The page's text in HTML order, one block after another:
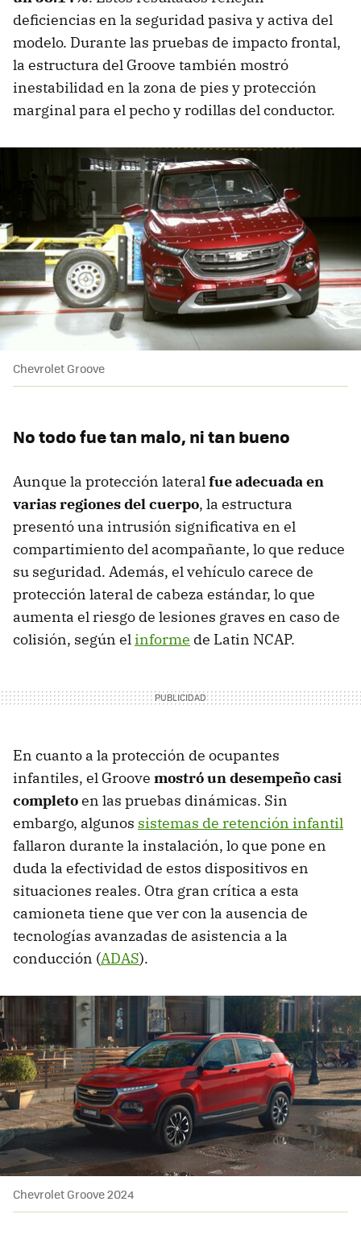
deficiencias en la seguridad pasiva y activa del
modelo. Durante las pruebas de impacto frontal,
la estructura del Groove también mostró
inestabilidad en la zona de pies y protección
marginal para el pecho y rodillas del conductor.
Chevrolet Groove
No todo fue tan malo, ni tan bueno
Aunque la protección lateralfue adecuada en
varias regiones del cuerpo, la estructura
presentó una intrusión significativa en el
compartimiento del acompañante, lo que reduce
su seguridad. Además, el vehículo carece de
protección lateral de cabeza estándar, lo que
aumenta el riesgo de lesiones graves en caso de
colisión, según elinforme de Latin NCAP.
En cuanto a la protección de ocupantes
infantiles, el Groove mostró un desempeño casi
completoen las pruebas dinámicas. Sin
embargo, algunos sistemas de retención infantil
fallaron durante la instalación, lo que pone en
duda la efectividad de estos dispositivos en
situaciones reales. Otra gran crítica a esta
camioneta tiene que ver con la ausencia de
tecnologías avanzadas de asistencia a la
conducción (ADAS).
Chevrolet Groove 2024